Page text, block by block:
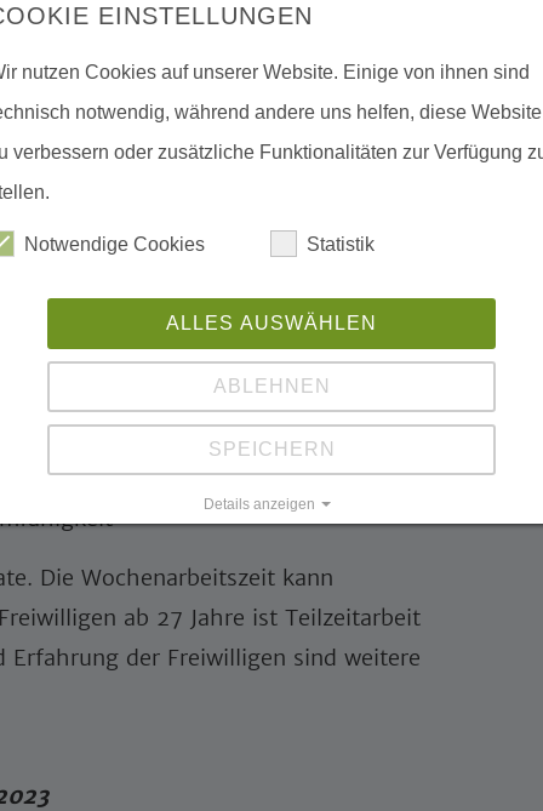
stiftungseigenen Flächen in
beim Unterhalt von Themenwegen,
von künstlich angelegten
und Durchführung von Veranstaltungen
von Naturschutzprojekten
und Feldarbeit in einzelnen
und Mecklenburg-Vorpommern
notwendig
Die Wochenarbeitszeit kann
ab 27 Jahre ist Teilzeitarbeit
Erfahrung der Freiwilligen sind weitere
EINSTELLUNGEN
nutzen Cookies auf unserer Website. Einige von ihnen sind
notwendig, während andere uns helfen, diese Website
verbessern oder zusätzliche Funktionalitäten zur Verfügung
Notwendige Cookies Statistik
ALLES AUSWÄHLEN
ABLEHNEN
SPEICHERN
Details anzeigen